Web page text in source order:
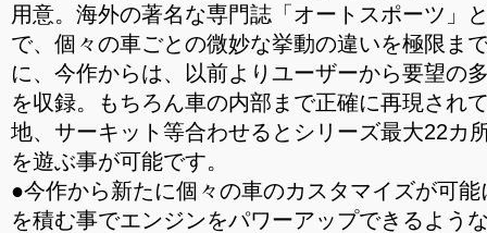
用意。海外の著名な専門誌「オートスポーツ」
で、個々の車ごとの微妙な挙動の違いを極限ま
に、今作からは、以前よりユーザーから要望の
を収録。もちろん車の内部まで正確に再現され
地、サーキット等合わせるとシリーズ最大22カ
を遊ぶ事が可能です。
●今作から新たに個々の車のカスタマイズが可
を積む事でエンジンをパワーアップできるよう